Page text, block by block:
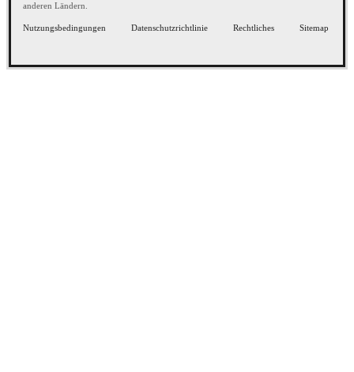
anderen Ländern.
Nutzungsbedingungen Datenschutzrichtlinie Rechtliches Sitemap